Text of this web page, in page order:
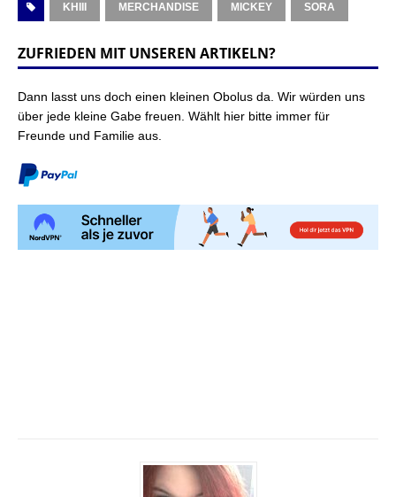
KHIII MERCHANDISE MICKEY SORA
ZUFRIEDEN MIT UNSEREN ARTIKELN?
Dann lasst uns doch einen kleinen Obolus da. Wir würden uns
über jede kleine Gabe freuen. Wählt hier bitte immer für
Freunde und Familie aus.